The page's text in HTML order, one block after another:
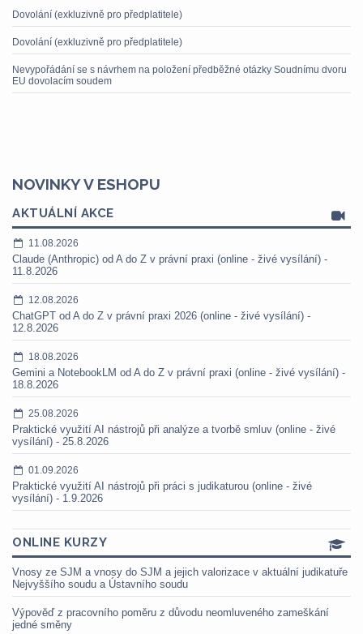
Dovolání (exkluzivně pro předplatitele)
Dovolání (exkluzivně pro předplatitele)
Nevypořádání se s návrhem na položení předběžné otázky Soudnímu dvoru
EU dovolacím soudem
NOVINKY V ESHOPU
AKTUÁLNÍ AKCE
11.08.2026
Claude (Anthropic) od A do Z v právní praxi (online - živé vysílání) -
11.8.2026
12.08.2026
ChatGPT od A do Z v právní praxi 2026 (online - živé vysílání) -
12.8.2026
18.08.2026
Gemini a NotebookLM od A do Z v právní praxi (online - živé vysílání) -
18.8.2026
25.08.2026
Praktické využití AI nástrojů při analýze a tvorbě smluv (online - živé
vysílání) - 25.8.2026
01.09.2026
Praktické využití AI nástrojů při práci s judikaturou (online - živé
vysílání) - 1.9.2026
ONLINE KURZY
Vnosy ze SJM a vnosy do SJM a jejich valorizace v aktuální judikatuře
Nejvyššího soudu a Ústavního soudu
Výpověď z pracovního poměru z důvodu neomluveného zameškání
jedné směny